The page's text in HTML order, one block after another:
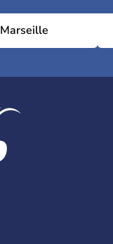
Marseille